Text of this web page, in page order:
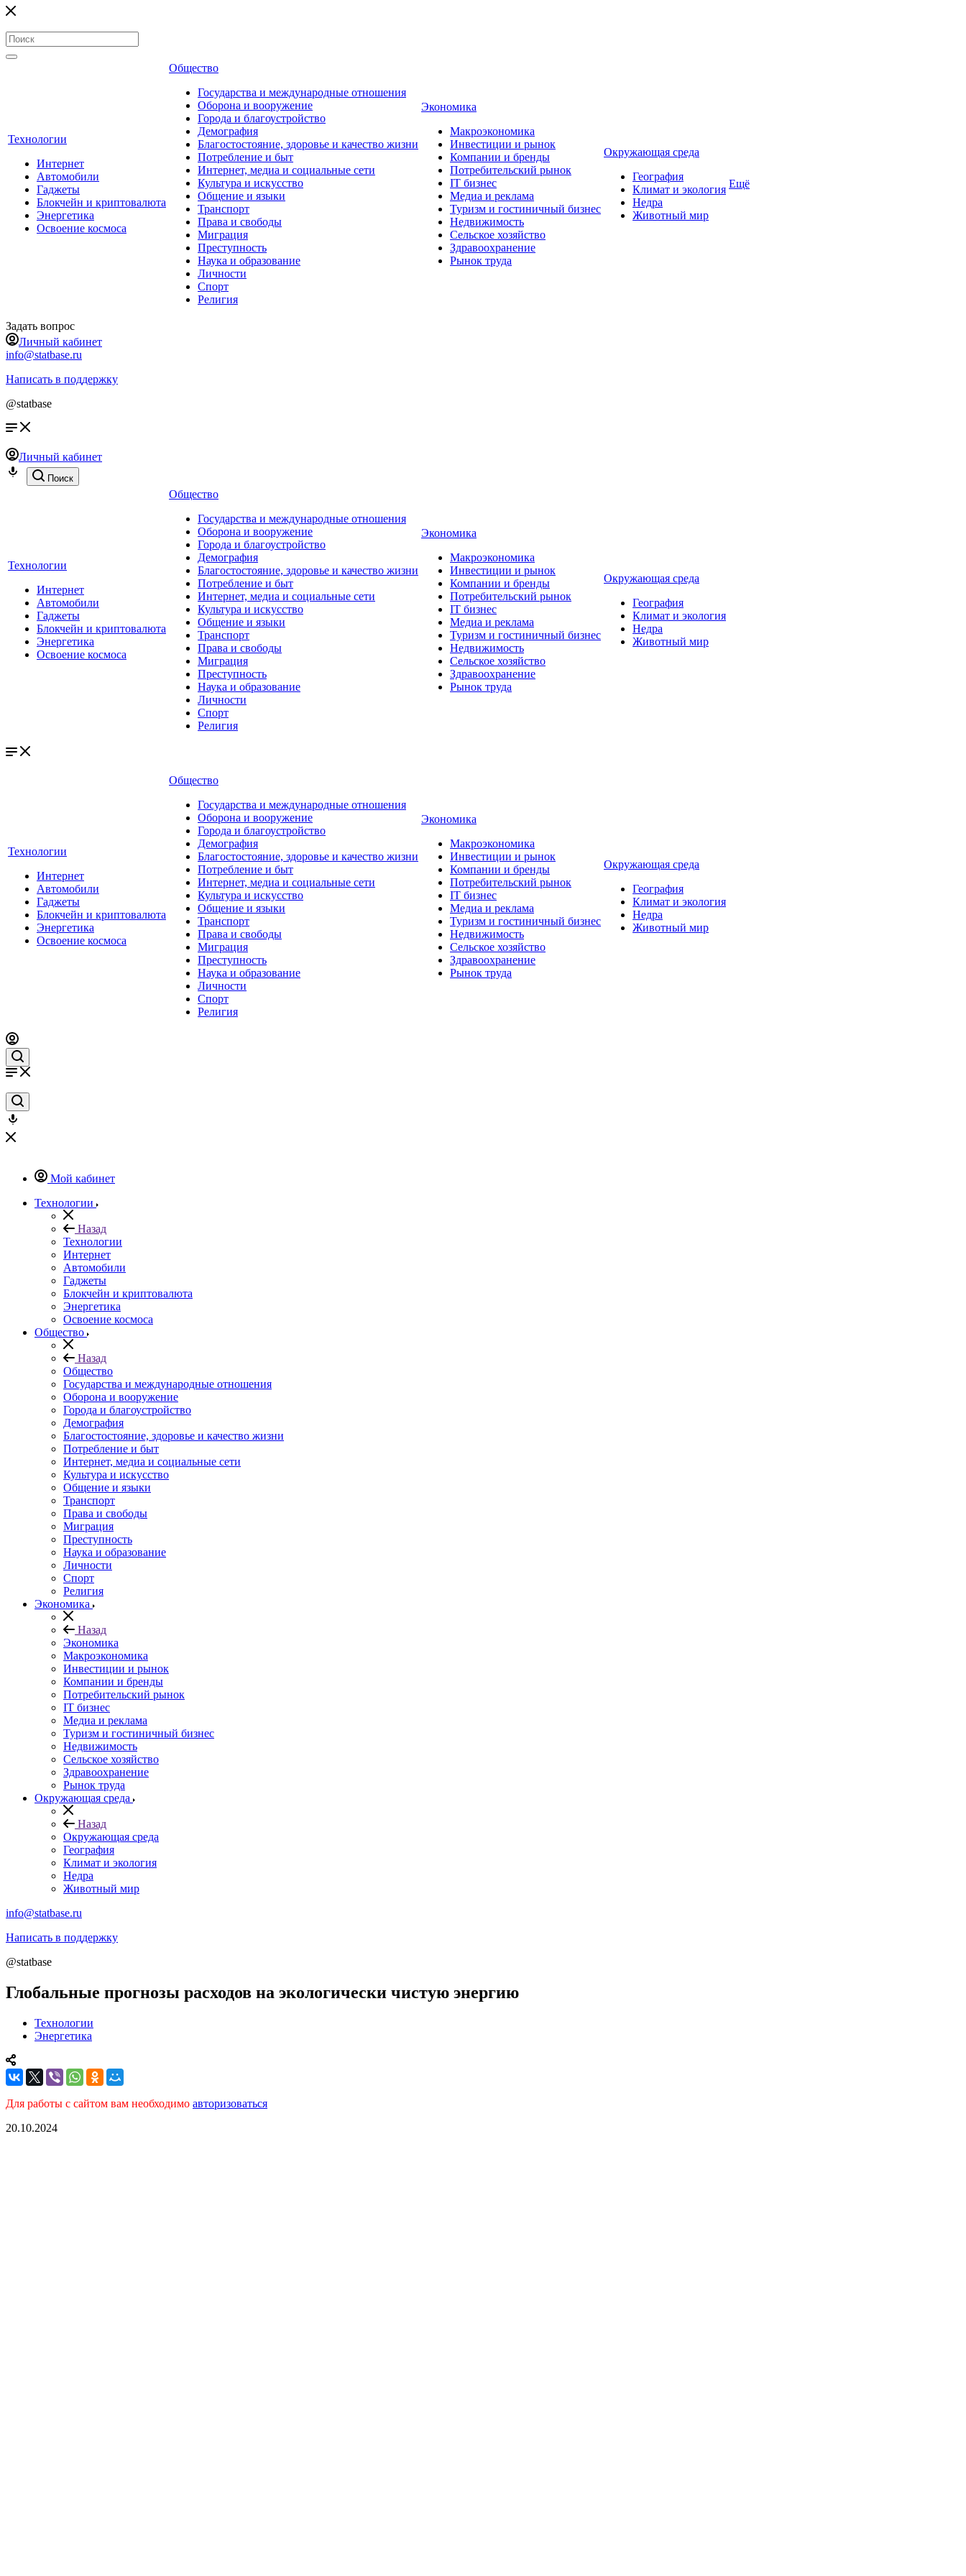
Технологии
Интернет
Автомобили
Гаджеты
Блокчейн и криптовалюта
Энергетика
Освоение космоса
Общество
Государства и международные отношения
Оборона и вооружение
Города и благоустройство
Демография
Благостостояние, здоровье и качество жизни
Потребление и быт
Интернет, медиа и социальные сети
Культура и искусство
Общение и языки
Транспорт
Права и свободы
Миграция
Преступность
Наука и образование
Личности
Спорт
Религия
Экономика
Макроэкономика
Инвестиции и рынок
Компании и бренды
Потребительский рынок
IT бизнес
Медиа и реклама
Туризм и гостиничный бизнес
Недвижимость
Сельское хозяйство
Здравоохранение
Рынок труда
Окружающая среда
География
Климат и экология
Недра
Животный мир
Ещё
Задать вопрос
Личный кабинет
info@statbase.ru
Написать в поддержку
@statbase
Личный кабинет
Поиск
Технологии
Интернет
Автомобили
Гаджеты
Блокчейн и криптовалюта
Энергетика
Освоение космоса
Общество
Государства и международные отношения
Оборона и вооружение
Города и благоустройство
Демография
Благостостояние, здоровье и качество жизни
Потребление и быт
Интернет, медиа и социальные сети
Культура и искусство
Общение и языки
Транспорт
Права и свободы
Миграция
Преступность
Наука и образование
Личности
Спорт
Религия
Экономика
Макроэкономика
Инвестиции и рынок
Компании и бренды
Потребительский рынок
IT бизнес
Медиа и реклама
Туризм и гостиничный бизнес
Недвижимость
Сельское хозяйство
Здравоохранение
Рынок труда
Окружающая среда
География
Климат и экология
Недра
Животный мир
Технологии
Интернет
Автомобили
Гаджеты
Блокчейн и криптовалюта
Энергетика
Освоение космоса
Общество
Государства и международные отношения
Оборона и вооружение
Города и благоустройство
Демография
Благостостояние, здоровье и качество жизни
Потребление и быт
Интернет, медиа и социальные сети
Культура и искусство
Общение и языки
Транспорт
Права и свободы
Миграция
Преступность
Наука и образование
Личности
Спорт
Религия
Экономика
Макроэкономика
Инвестиции и рынок
Компании и бренды
Потребительский рынок
IT бизнес
Медиа и реклама
Туризм и гостиничный бизнес
Недвижимость
Сельское хозяйство
Здравоохранение
Рынок труда
Окружающая среда
География
Климат и экология
Недра
Животный мир
Мой кабинет
Технологии
Назад
Технологии
Интернет
Автомобили
Гаджеты
Блокчейн и криптовалюта
Энергетика
Освоение космоса
Общество
Назад
Общество
Государства и международные отношения
Оборона и вооружение
Города и благоустройство
Демография
Благостостояние, здоровье и качество жизни
Потребление и быт
Интернет, медиа и социальные сети
Культура и искусство
Общение и языки
Транспорт
Права и свободы
Миграция
Преступность
Наука и образование
Личности
Спорт
Религия
Экономика
Назад
Экономика
Макроэкономика
Инвестиции и рынок
Компании и бренды
Потребительский рынок
IT бизнес
Медиа и реклама
Туризм и гостиничный бизнес
Недвижимость
Сельское хозяйство
Здравоохранение
Рынок труда
Окружающая среда
Назад
Окружающая среда
География
Климат и экология
Недра
Животный мир
info@statbase.ru
Написать в поддержку
@statbase
Глобальные прогнозы расходов на экологически чистую энергию
Технологии
Энергетика
Для работы с сайтом вам необходимо авторизоваться
20.10.2024